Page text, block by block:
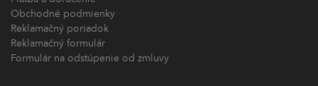
Obchodné podmienky
Reklamačný poriadok
Reklamačný formulár
Formulár na odstúpenie od zmluvy